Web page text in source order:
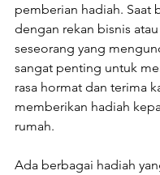
pemberian hadiah. Saat
dengan rekan bisnis
seseorang yang
sangat penting untuk
rasa hormat dan terima
memberikan hadiah
rumah.
Ada berbagai hadiah